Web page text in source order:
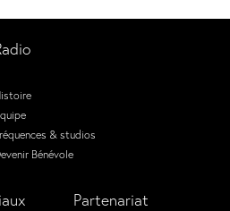
& studios
Bénévole
Partenariat